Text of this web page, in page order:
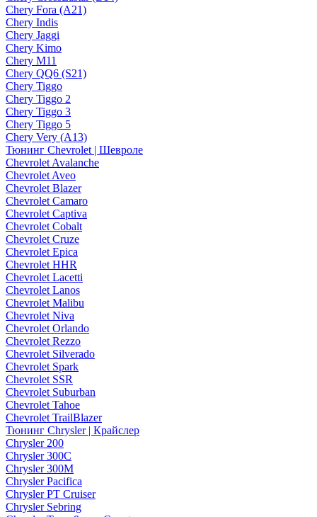
Chery Fora (A21)
Chery Indis
Chery Jaggi
Chery Kimo
Chery M11
Chery QQ6 (S21)
Chery Tiggo
Chery Tiggo 2
Chery Tiggo 3
Chery Tiggo 5
Chery Very (A13)
Тюнинг Chevrolet | Шевроле
Chevrolet Avalanche
Chevrolet Aveo
Chevrolet Blazer
Chevrolet Camaro
Chevrolet Captiva
Chevrolet Cobalt
Chevrolet Cruze
Chevrolet Epica
Chevrolet HHR
Chevrolet Lacetti
Chevrolet Lanos
Chevrolet Malibu
Chevrolet Niva
Chevrolet Orlando
Chevrolet Rezzo
Chevrolet Silverado
Chevrolet Spark
Chevrolet SSR
Chevrolet Suburban
Chevrolet Tahoe
Chevrolet TrailBlazer
Тюнинг Chrysler | Крайслер
Chrysler 200
Chrysler 300C
Chrysler 300M
Chrysler Pacifica
Chrysler PT Cruiser
Chrysler Sebring